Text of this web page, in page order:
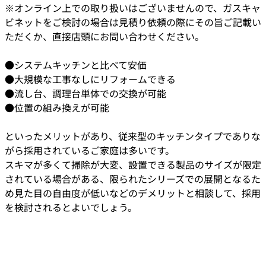
※オンライン上での取り扱いはございませんので、ガスキャ
ビネットをご検討の場合は見積り依頼の際にその旨ご記載い
ただくか、直接店頭にお問い合わせください。
●システムキッチンと比べて安価
●大規模な工事なしにリフォームできる
●流し台、調理台単体での交換が可能
●位置の組み換えが可能
といったメリットがあり、従来型のキッチンタイプでありな
がら採用されているご家庭は多いです。
スキマが多くて掃除が大変、設置できる製品のサイズが限定
されている場合がある、限られたシリーズでの展開となるた
め見た目の自由度が低いなどのデメリットと相談して、採用
を検討されるとよいでしょう。